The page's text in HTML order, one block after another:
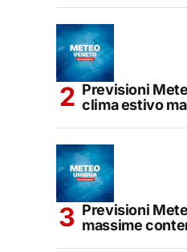
Previsioni
clima estivo
Previsioni
massime